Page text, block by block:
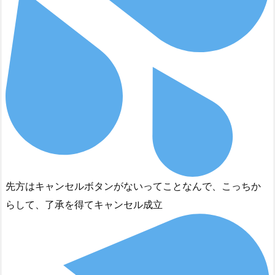
先方はキャンセルボタンがないってことなんで、こっちか
らして、了承を得てキャンセル成立